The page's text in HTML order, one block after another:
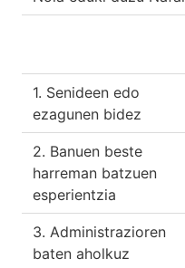
1. Senideen edo
ezagunen bidez
2. Banuen beste
harreman batzuen
esperientzia
3. Administrazioren
baten aholkuz